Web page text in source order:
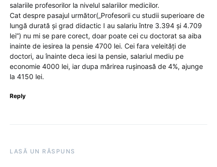
salariile profesorilor la nivelul salariilor medicilor.
Cat despre pasajul următor(„Profesorii cu studii superioare de
lungă durată și grad didactic I au salariu între 3.394 și 4.709
lei”) nu mi se pare corect, doar poate cei cu doctorat sa aiba
inainte de iesirea la pensie 4700 lei. Cei fara veleități de
doctori, au înainte deca iesi la pensie, salariul mediu pe
economie 4000 lei, iar dupa mărirea rușinoasă de 4%, ajunge
la 4150 lei.
Reply
LASĂ UN RĂSPUNS